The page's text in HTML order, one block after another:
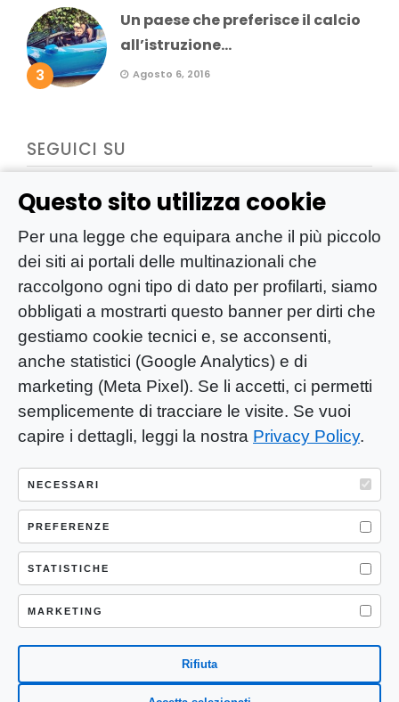
Questo sito utilizza cookie
Per una legge che equipara anche il più piccolo
dei siti ai portali delle multinazionali che
raccolgono ogni tipo di dato per profilarti, siamo
obbligati a mostrarti questo banner per dirti che
gestiamo cookie tecnici e, se acconsenti,
anche statistici (Google Analytics) e di
marketing (Meta Pixel). Se li accetti, ci permetti
semplicemente di tracciare le visite. Se vuoi
capire i dettagli, leggi la nostra Privacy Policy.
NECESSARI
PREFERENZE
STATISTICHE
MARKETING
Rifiuta
3
Un paese che preferisce il calcio
all’istruzione...
Agosto 6, 2016
SEGUICI SU
YOU-ng Slow Journalism è una testata
giornalistica di proprietà di Mastino S.R.L.
Registrazione presso Trib. Santa Maria
Capua Vetere (CE) n° 900 del 31/01/2025 |
ISSN 3103-4683
P.IVA: 04755530617
Sede Legale: CASERTA – VIA LORENZO MARIA
NERONI 11 CAP 81100